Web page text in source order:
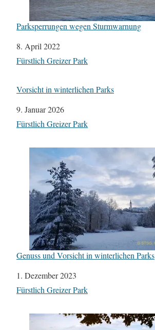
Parksperrungen wegen Sturmwarnung
Datum
8. April 2022
In Bezug auf
Fürstlich Greizer Park
Vorsicht in winterlichen Parks
Datum
9. Januar 2026
In Bezug auf
Fürstlich Greizer Park
Genuss und Vorsicht in winterlichen Parks
Datum
1. Dezember 2023
In Bezug auf
Fürstlich Greizer Park